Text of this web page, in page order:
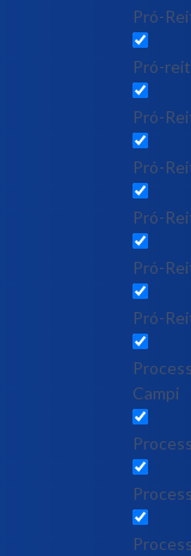
Pró-
Pró-
Pró-
Pró-
Pró-
Pró-
Pró-
Campi